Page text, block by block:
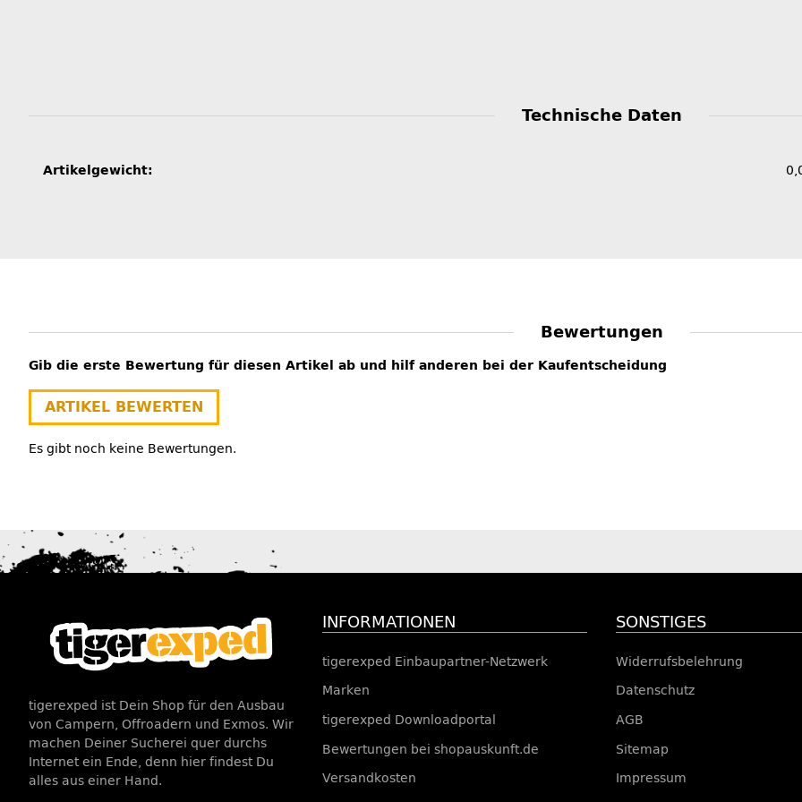
Technische Daten
Produkteigenschaft
Wert
Artikelgewicht:
Bewertungen
Gib die erste Bewertung für diesen Artikel ab und hilf anderen bei der Kaufentscheidung
ARTIKEL BEWERTEN
Es gibt noch keine Bewertungen.
tigerexped ist Dein Shop für den Ausbau
von Campern, Offroadern und Exmos. Wir
machen Deiner Sucherei quer durchs
Internet ein Ende, denn hier findest Du
alles aus einer Hand.
INFORMATIONEN
tigerexped Einbaupartner-Netzwerk
Marken
tigerexped Downloadportal
Bewertungen bei shopauskunft.de
Versandkosten
SONSTIGES
Widerrufsbelehrung
Datenschutz
AGB
Sitemap
Impressum